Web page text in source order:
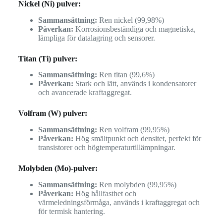
Nickel (Ni) pulver:
Sammansättning: Ren nickel (99,98%)
Påverkan: Korrosionsbeständiga och magnetiska,
lämpliga för datalagring och sensorer.
Titan (Ti) pulver:
Sammansättning: Ren titan (99,6%)
Påverkan: Stark och lätt, används i kondensatorer
och avancerade kraftaggregat.
Volfram (W) pulver:
Sammansättning: Ren volfram (99,95%)
Påverkan: Hög smältpunkt och densitet, perfekt för
transistorer och högtemperaturtillämpningar.
Molybden (Mo)-pulver:
Sammansättning: Ren molybden (99,95%)
Påverkan: Hög hållfasthet och
värmeledningsförmåga, används i kraftaggregat och
för termisk hantering.